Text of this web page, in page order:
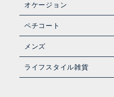
オケージョン
ペチコート
メンズ
ライフスタイル雑貨